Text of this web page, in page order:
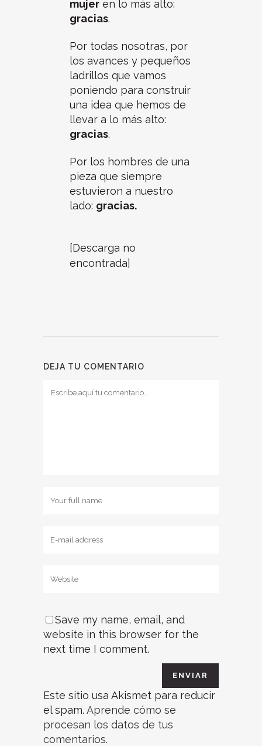
mujer en lo más alto:
gracias.
Por todas nosotras, por
los avances y pequeños
ladrillos que vamos
poniendo para construir
una idea que hemos de
llevar a lo más alto:
gracias.
Por los hombres de una
pieza que siempre
estuvieron a nuestro
lado: gracias.
[Descarga no
encontrada]
DEJA TU COMENTARIO
Save my name, email, and
website in this browser for the
next time I comment.
Este sitio usa Akismet para reducir
el spam. Aprende cómo se
procesan los datos de tus
comentarios.